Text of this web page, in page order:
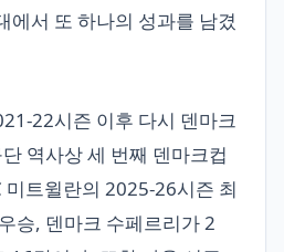
에서 또 하나의 성과를 남겼
22시즌 이후 다시 덴마크
역사상 세 번째 덴마크컵
미트윌란의 2025-26시즌 최
승, 덴마크 수페르리가 2